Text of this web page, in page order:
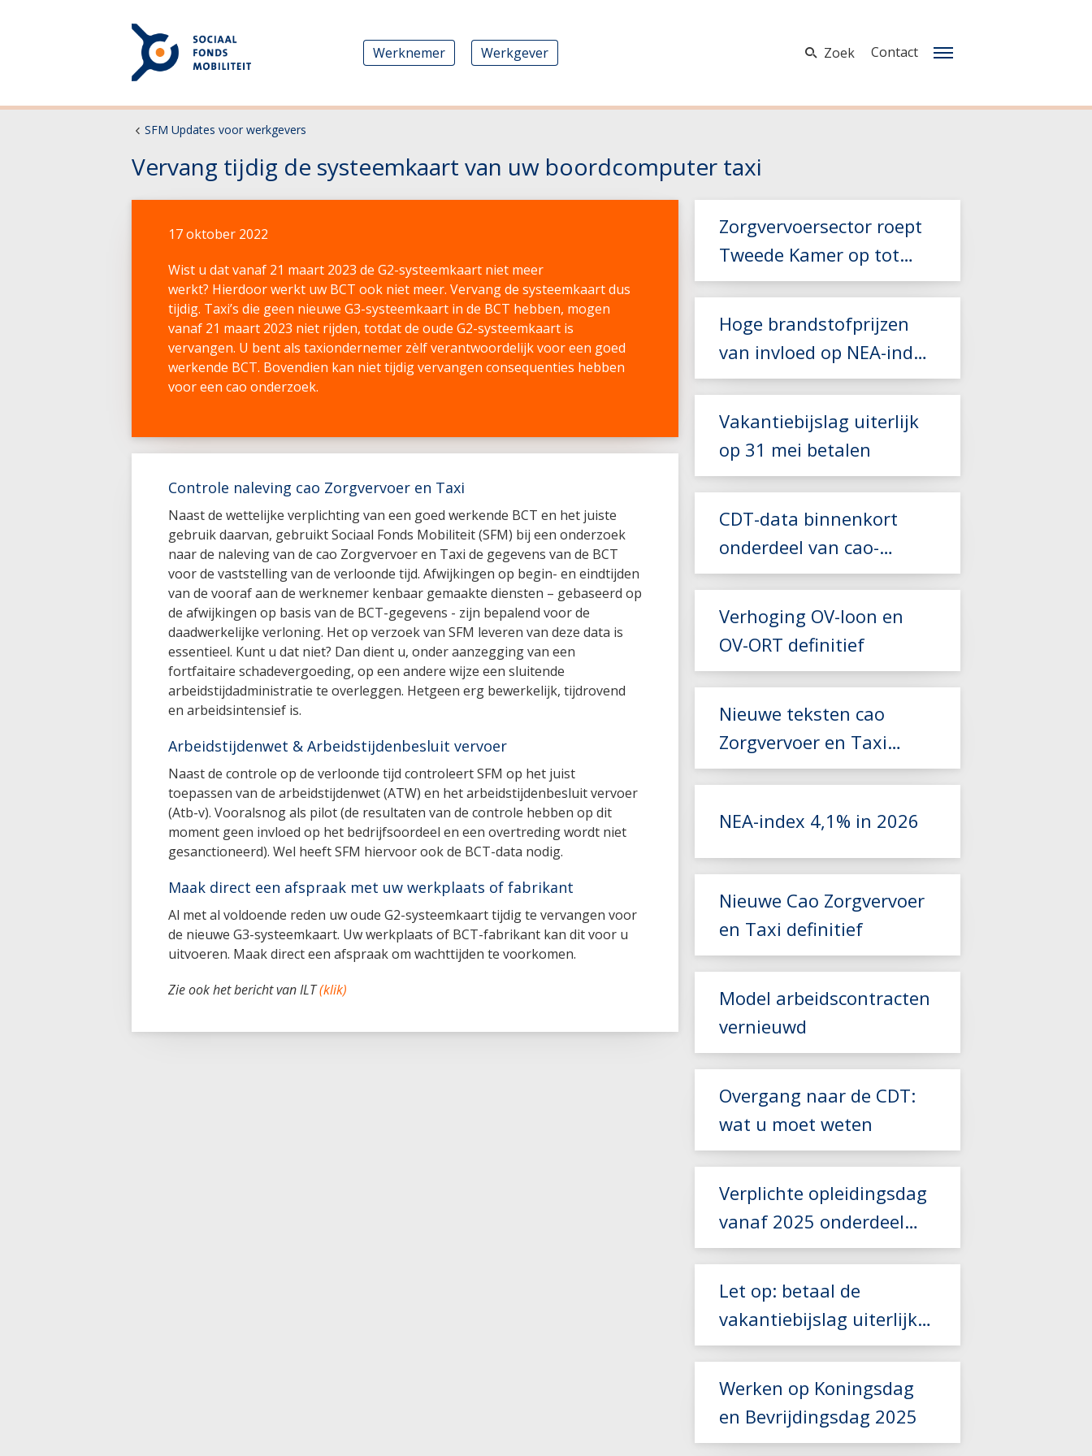
Werknemer Werkgever Zoek Contact
SFM Updates voor werkgevers
Vervang tijdig de systeemkaart van uw boordcomputer taxi
17 oktober 2022
Wist u dat vanaf 21 maart 2023 de G2-systeemkaart niet meer
werkt? Hierdoor werkt uw BCT ook niet meer. Vervang de systeemkaart dus
tijdig. Taxi’s die geen nieuwe G3-systeemkaart in de BCT hebben, mogen
vanaf 21 maart 2023 niet rijden, totdat de oude G2-systeemkaart is
vervangen. U bent als taxiondernemer zèlf verantwoordelijk voor een goed
werkende BCT. Bovendien kan niet tijdig vervangen consequenties hebben
voor een cao onderzoek.
Controle naleving cao Zorgvervoer en Taxi
Naast de wettelijke verplichting van een goed werkende BCT en het juiste
gebruik daarvan, gebruikt Sociaal Fonds Mobiliteit (SFM) bij een onderzoek
naar de naleving van de cao Zorgvervoer en Taxi de gegevens van de BCT
voor de vaststelling van de verloonde tijd. Afwijkingen op begin- en eindtijden
van de vooraf aan de werknemer kenbaar gemaakte diensten – gebaseerd op
de afwijkingen op basis van de BCT-gegevens - zijn bepalend voor de
daadwerkelijke verloning. Het op verzoek van SFM leveren van deze data is
essentieel. Kunt u dat niet? Dan dient u, onder aanzegging van een
fortfaitaire schadevergoeding, op een andere wijze een sluitende
arbeidstijdadministratie te overleggen. Hetgeen erg bewerkelijk, tijdrovend
en arbeidsintensief is.
Arbeidstijdenwet & Arbeidstijdenbesluit vervoer
Naast de controle op de verloonde tijd controleert SFM op het juist
toepassen van de arbeidstijdenwet (ATW) en het arbeidstijdenbesluit vervoer
(Atb-v). Vooralsnog als pilot (de resultaten van de controle hebben op dit
moment geen invloed op het bedrijfsoordeel en een overtreding wordt niet
gesanctioneerd). Wel heeft SFM hiervoor ook de BCT-data nodig.
Maak direct een afspraak met uw werkplaats of fabrikant
Al met al voldoende reden uw oude G2-systeemkaart tijdig te vervangen voor
de nieuwe G3-systeemkaart. Uw werkplaats of BCT-fabrikant kan dit voor u
uitvoeren. Maak direct een afspraak om wachttijden te voorkomen.
Zie ook het bericht van ILT(klik)
Zorgvervoersector roept
Tweede Kamer op tot
steun bij hoge
Lees meer
Hoge brandstofprijzen
van invloed op NEA-index
2027
Vakantiebijslag uiterlijk
op 31 mei betalen
CDT-data binnenkort
onderdeel van cao-
controles
Verhoging OV-loon en
OV-ORT definitief
Lees meer
Nieuwe teksten cao
Zorgvervoer en Taxi
2026-2027 beschikbaar
Lees meer
NEA-index 4,1% in 2026
Lees meer
Nieuwe Cao Zorgvervoer
en Taxi definitief
Lees meer
Model arbeidscontracten
vernieuwd
Overgang naar de CDT:
wat u moet weten
Verplichte opleidingsdag
vanaf 2025 onderdeel
cao-controle
Let op: betaal de
vakantiebijslag uiterlijk
31 mei
Werken op Koningsdag
en Bevrijdingsdag 2025